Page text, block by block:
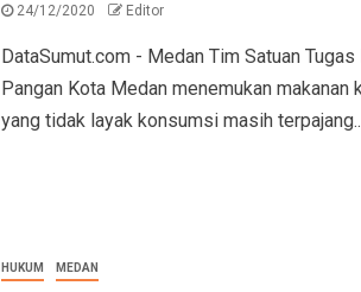
24/12/2020 Editor
DataSumut.com - Medan Tim Satuan Tugas
Pangan Kota Medan menemukan makanan
yang tidak layak konsumsi masih
HUKUM MEDAN